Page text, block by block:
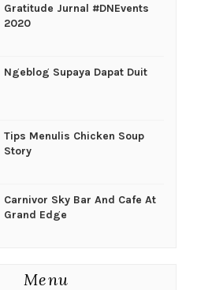
Gratitude Jurnal #DNEvents
2020
Ngeblog Supaya Dapat Duit
Tips Menulis Chicken Soup
Story
Carnivor Sky Bar And Cafe At
Grand Edge
Menu